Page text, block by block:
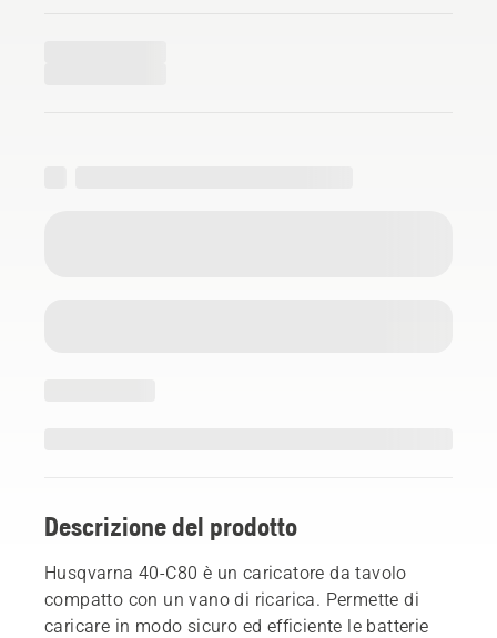
Descrizione del prodotto
Husqvarna 40-C80 è un caricatore da tavolo
compatto con un vano di ricarica. Permette di
caricare in modo sicuro ed efficiente le batterie